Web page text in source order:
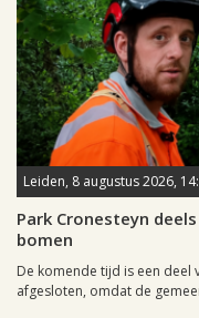
Leiden, 8 augustus 2026,
Park Cronesteyn
bomen
De komende tijd is een deel
afgesloten, omdat de